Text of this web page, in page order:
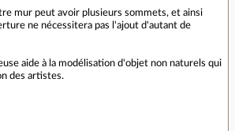
mur peut avoir plusieurs sommets, et ainsi
ne nécessitera pas l'ajout d'autant de
aide à la modélisation d'objet non naturels qui
des artistes.